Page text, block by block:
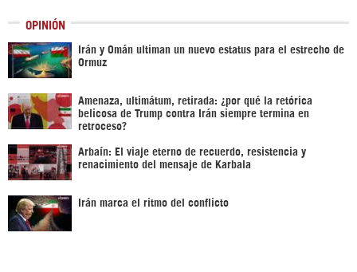
OPINIÓN
Irán y Omán ultiman un nuevo estatus para el estrecho de
Ormuz
Amenaza, ultimátum, retirada: ¿por qué la retórica
belicosa de Trump contra Irán siempre termina en
retroceso?
Arbaín: El viaje eterno de recuerdo, resistencia y
renacimiento del mensaje de Karbala
Irán marca el ritmo del conflicto